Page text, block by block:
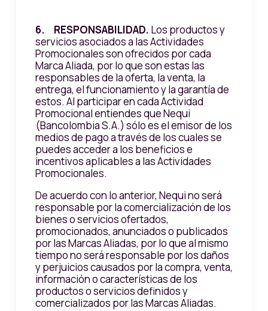
6. RESPONSABILIDAD. Los productos y
servicios asociados a las Actividades
Promocionales son ofrecidos por cada
Marca Aliada, por lo que son estas las
responsables de la oferta, la venta, la
entrega, el funcionamiento y la garantía de
estos. Al participar en cada Actividad
Promocional entiendes que Nequi
(Bancolombia S.A.) sólo es el emisor de los
medios de pago a través de los cuales se
puedes acceder a los beneficios e
incentivos aplicables a las Actividades
Promocionales.
De acuerdo con lo anterior, Nequi no será
responsable por la comercialización de los
bienes o servicios ofertados,
promocionados, anunciados o publicados
por las Marcas Aliadas, por lo que al mismo
tiempo no será responsable por los daños
y perjuicios causados por la compra, venta,
información o características de los
productos o servicios definidos y
comercializados por las Marcas Aliadas.